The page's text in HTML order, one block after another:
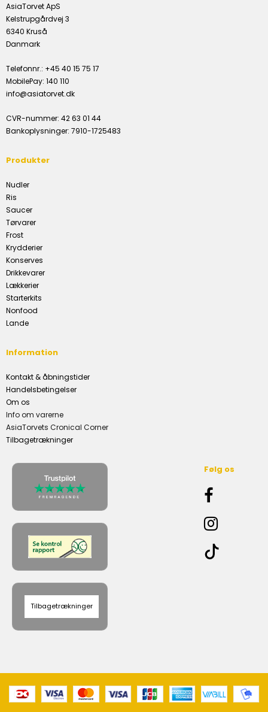
AsiaTorvet ApS
Kelstrupgårdvej 3
6340 Kruså
Danmark
Telefonnr.: +45 40 15 75 17
MobilePay: 140 110
info@asiatorvet.dk
CVR-nummer: 42 63 01 44
Bankoplysninger: 7910-1725483
Produkter
Nudler
Ris
Saucer
Tørvarer
Frost
Krydderier
Konserves
Drikkevarer
Lækkerier
Starterkits
Nonfood
Lande
Information
Kontakt & åbningstider
Handelsbetingelser
Om os
Info om varerne
AsiaTorvets Cronical Corner
Tilbagetrækninger
Tilbagetrækninger
Følg os